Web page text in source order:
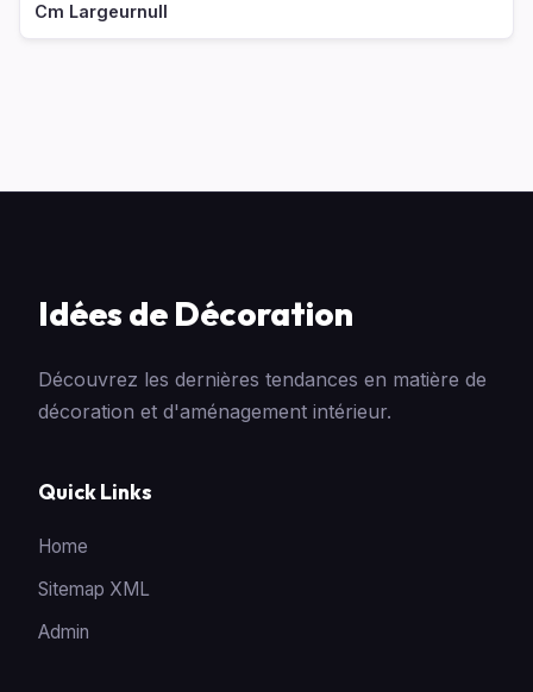
Cm Largeurnull
Idées de Décoration
Découvrez les dernières tendances en matière de
décoration et d'aménagement intérieur.
Quick Links
Home
Sitemap XML
Admin